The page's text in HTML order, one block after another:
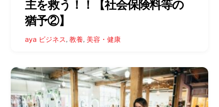
主を救う！！【社会保険料等の
猶予②】
aya ビジネス, 教養, 美容・健康